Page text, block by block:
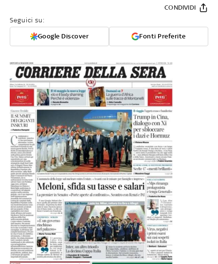
Seguici su:
Google Discover Fonti Preferite
CONDIVIDI